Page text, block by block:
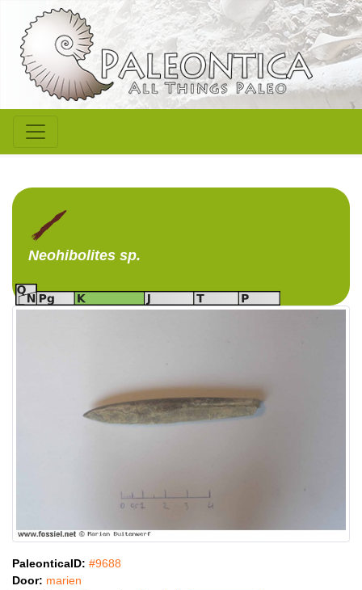
Neohibolites sp.
PaleonticaID: #9688
Door: marien